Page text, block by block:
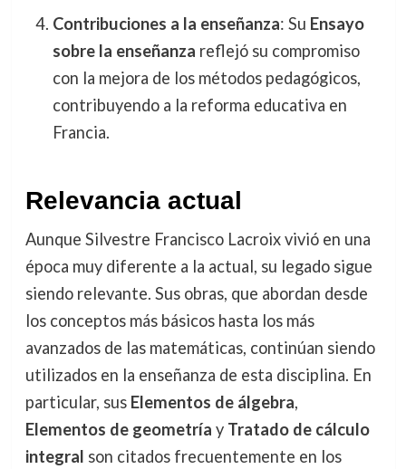
Contribuciones a la enseñanza: Su Ensayo
sobre la enseñanza reflejó su compromiso
con la mejora de los métodos pedagógicos,
contribuyendo a la reforma educativa en
Francia.
Relevancia actual
Aunque Silvestre Francisco Lacroix vivió en una
época muy diferente a la actual, su legado sigue
siendo relevante. Sus obras, que abordan desde
los conceptos más básicos hasta los más
avanzados de las matemáticas, continúan siendo
utilizados en la enseñanza de esta disciplina. En
particular, sus Elementos de álgebra,
Elementos de geometría y Tratado de cálculo
integral son citados frecuentemente en los